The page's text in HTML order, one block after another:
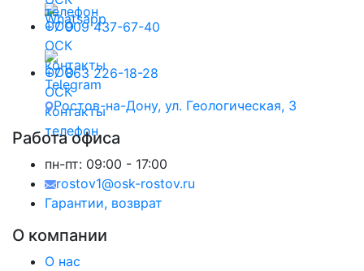
+7 909 437-67-40
+7 863 226-18-28
Ростов-на-Дону, ул. Геологическая, 3
Работа офиса
пн-пт: 09:00 - 17:00
rostov1@osk-rostov.ru
Гарантии, возврат
О компании
О нас